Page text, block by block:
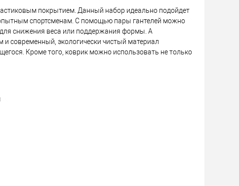
покрытием. Данный набор идеально подойдет
спортсменам. С помощью пары гантелей можно
снижения веса или поддержания формы. А
современный, экологически чистый материал
Кроме того, коврик можно использовать не только